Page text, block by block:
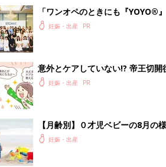
「ワンオペのときにも『YOYO®
会に登場。「YOYO®」を愛用し
妊娠・出産
意外とケアしていない!? 帝王切
妊娠・出産
【月齢別】０才児ベビーの8月の
妊娠・出産